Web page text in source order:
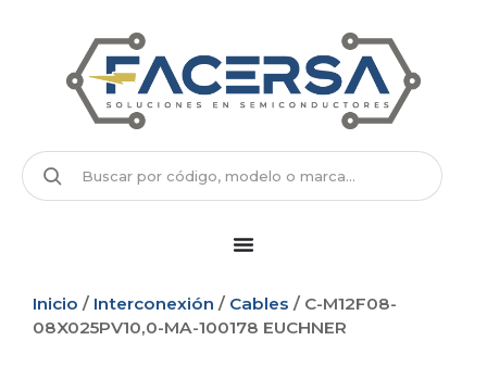
Inicio / Interconexión / Cables / C-M12F08-
08X025PV10,0-MA-100178 EUCHNER